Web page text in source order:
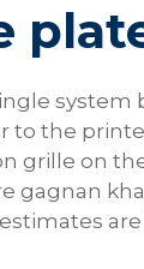
system
to the
grille on
gagnan